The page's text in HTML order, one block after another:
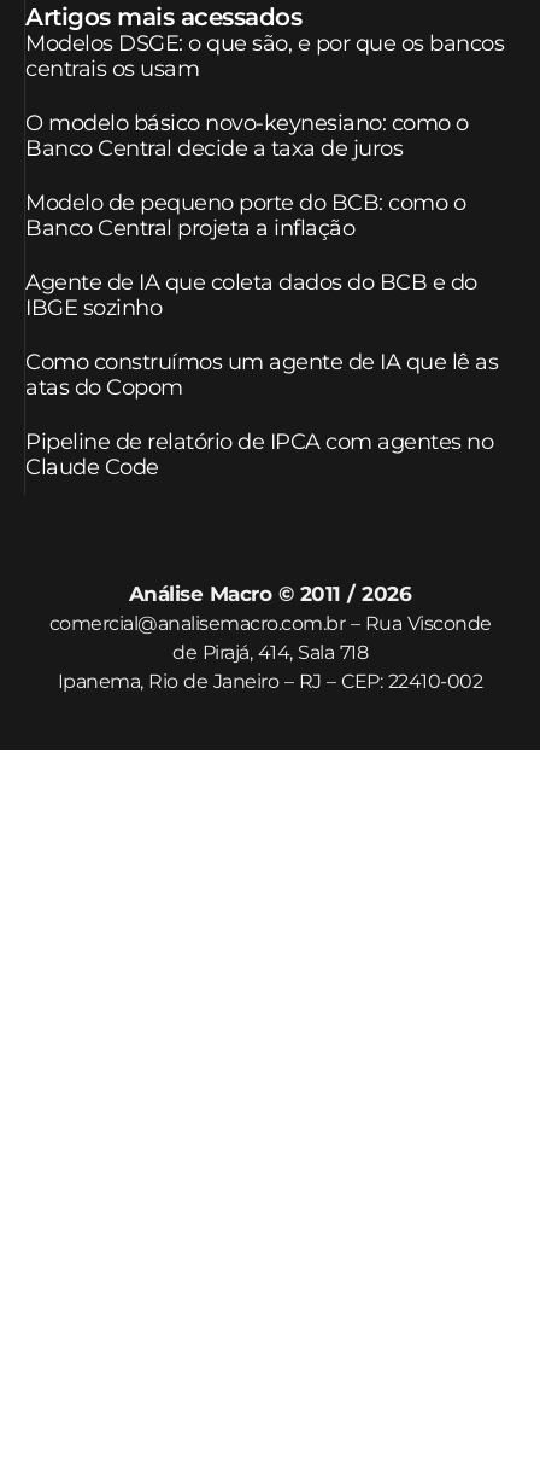
Artigos mais acessados
Modelos DSGE: o que são, e por que os bancos
centrais os usam
O modelo básico novo-keynesiano: como o
Banco Central decide a taxa de juros
Modelo de pequeno porte do BCB: como o
Banco Central projeta a inflação
Agente de IA que coleta dados do BCB e do
IBGE sozinho
Como construímos um agente de IA que lê as
atas do Copom
Pipeline de relatório de IPCA com agentes no
Claude Code
Análise Macro © 2011 / 2026
comercial@analisemacro.com.br – Rua Visconde
de Pirajá, 414, Sala 718
Ipanema, Rio de Janeiro – RJ – CEP: 22410-002